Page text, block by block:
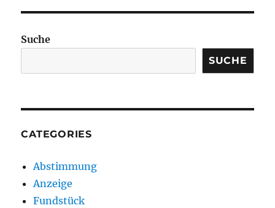
Suche
SUCHE
CATEGORIES
Abstimmung
Anzeige
Fundstück